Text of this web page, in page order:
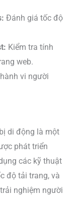
Đánh giá tốc độ
Kiểm tra tính
web.
vi người
di động là một
phát triển
các kỹ thuật
độ tải trang, và
nghiệm người